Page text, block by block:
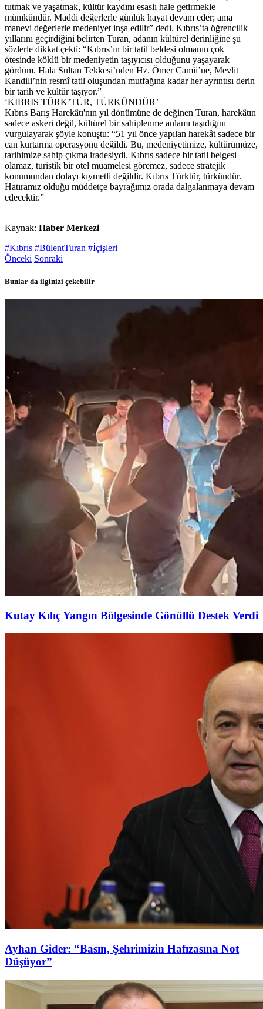
tutmak ve yaşatmak, kültür kaydını esaslı hale getirmekle
mümkündür. Maddi değerlerle günlük hayat devam eder; ama
manevi değerlerle medeniyet inşa edilir” dedi. Kıbrıs’ta öğrencilik
yıllarını geçirdiğini belirten Turan, adanın kültürel derinliğine şu
sözlerle dikkat çekti: “Kıbrıs’ın bir tatil beldesi olmanın çok
ötesinde köklü bir medeniyetin taşıyıcısı olduğunu yaşayarak
gördüm. Hala Sultan Tekkesi’nden Hz. Ömer Camii’ne, Mevlit
Kandili’nin resmî tatil oluşundan mutfağına kadar her ayrıntısı derin
bir tarih ve kültür taşıyor.”
‘KIBRIS TÜRK’TÜR, TÜRKÜNDÜR’
Kıbrıs Barış Harekâtı'nın yıl dönümüne de değinen Turan, harekâtın
sadece askeri değil, kültürel bir sahiplenme anlamı taşıdığını
vurgulayarak şöyle konuştu: “51 yıl önce yapılan harekât sadece bir
can kurtarma operasyonu değildi. Bu, medeniyetimize, kültürümüze,
tarihimize sahip çıkma iradesiydi. Kıbrıs sadece bir tatil belgesi
olamaz, turistik bir otel muamelesi göremez, sadece stratejik
konumundan dolayı kıymetli değildir. Kıbrıs Türktür, türkündür.
Hatıramız olduğu müddetçe bayrağımız orada dalgalanmaya devam
edecektir.”
Kaynak: Haber Merkezi
#Kıbrıs #BülentTuran #İçişleri
Önceki Sonraki
Bunlar da ilginizi çekebilir
Kutay Kılıç Yangın Bölgesinde Gönüllü Destek Verdi
Ayhan Gider: “Basın, Şehrimizin Hafızasına Not
Düşüyor”